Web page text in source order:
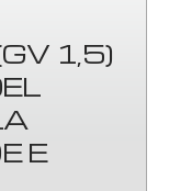
1,5)
E